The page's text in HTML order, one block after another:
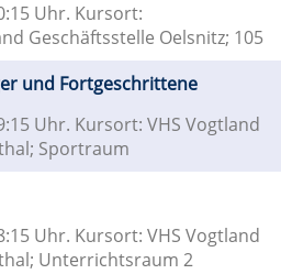
Uhr. Kursort:
Geschäftsstelle Oelsnitz; 105
und Fortgeschrittene
Uhr. Kursort: VHS Vogtland
Sportraum
Uhr. Kursort: VHS Vogtland
Unterrichtsraum 2